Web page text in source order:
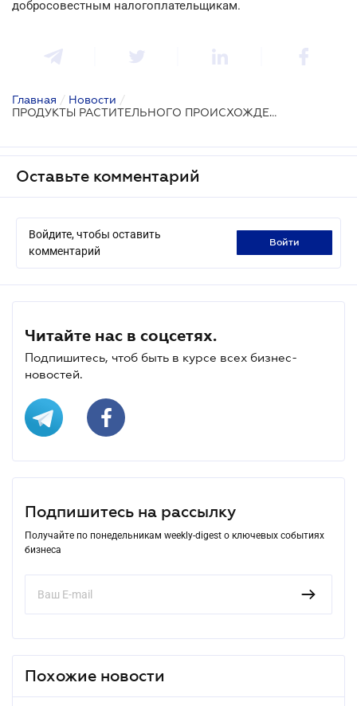
добросовестным налогоплательщикам.
Главная / Новости /
ПРОДУКТЫ РАСТИТЕЛЬНОГО ПРОИСХОЖДЕНИЯ
Оставьте комментарий
Войдите, чтобы оставить
комментарий
войти
Читайте нас в соцсетях.
Подпишитесь, чтоб быть в курсе всех бизнес-
новостей.
Подпишитесь на рассылку
Получайте по понедельникам weekly-digest о ключевых событиях
бизнеса
Похожие новости